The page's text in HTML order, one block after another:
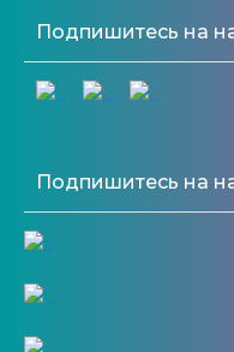
Подпишитесь на
Подпишитесь на